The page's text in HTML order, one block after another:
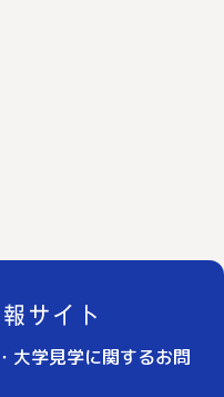
大学見学に関するお問